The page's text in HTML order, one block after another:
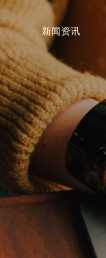
新闻资讯